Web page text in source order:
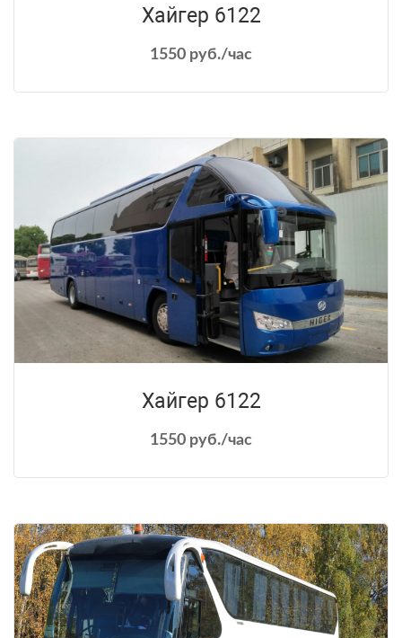
Хайгер 6122
1550 руб./час
Хайгер 6122
1550 руб./час